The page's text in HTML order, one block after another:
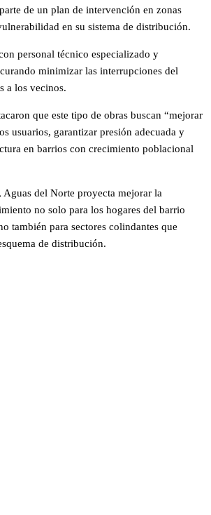
de un plan de intervención en zonas
en su sistema de distribución.
personal técnico especializado y
minimizar las interrupciones del
a los vecinos.
que este tipo de obras buscan “mejorar
usuarios, garantizar presión adecuada y
en barrios con crecimiento poblacional
Aguas del Norte proyecta mejorar la
no solo para los hogares del barrio
también para sectores colindantes que
de distribución.